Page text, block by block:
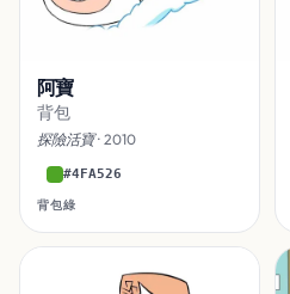
阿寶
背包
探險活寶· 2010
#4FA526
背包綠